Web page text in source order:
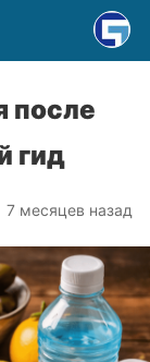
после
гид
7 месяцев назад